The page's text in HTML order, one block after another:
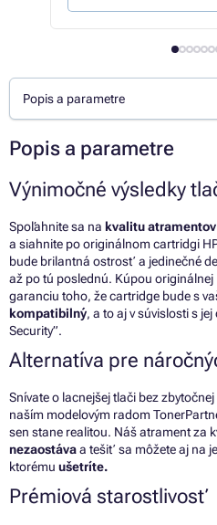
Popis a parametre
Popis a parametre
Výnimočné výsledky
Spoľahnite sa na kvalitu atramentov
a siahnite po originálnom cartridgi
bude brilantná ostrosť a jedinečné
až po tú poslednú. Kúpou
garanciu toho, že cartridge bude s
kompatibilný, a to aj v súvislosti s
Security”.
Alternatíva pre
Snívate o lacnejšej tlači bez
naším modelovým radom
sen stane realitou. Náš atrament za
nezaostávaa tešiť sa môžete aj na
ktorému ušetríte.
Prémiová starostlivosť